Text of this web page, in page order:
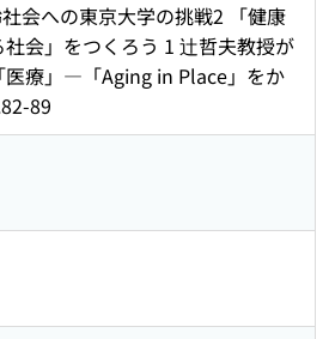
会への東京大学の挑戦2 「健康
会」をつくろう 1 辻哲夫教授が
医療」―「Aging in Place」をか
89